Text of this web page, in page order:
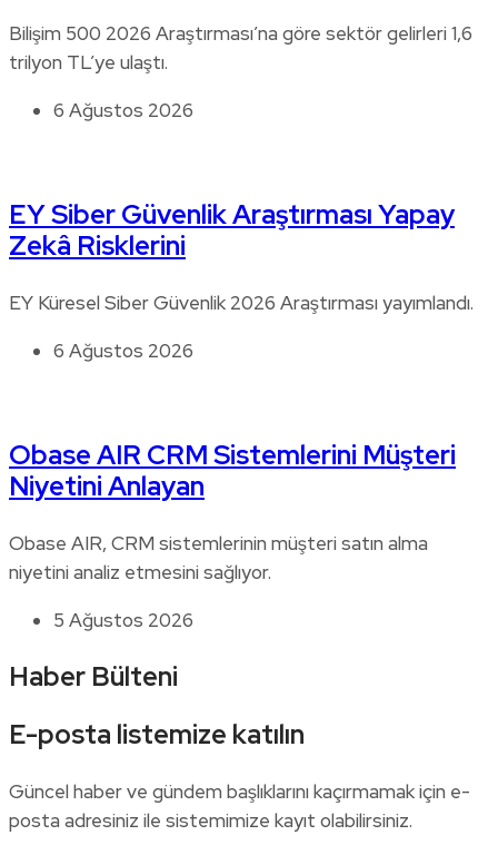
Bilişim 500 2026 Araştırması’na göre sektör gelirleri 1,6
trilyon TL’ye ulaştı.
6 Ağustos 2026
EY Siber Güvenlik Araştırması Yapay
Zekâ Risklerini
EY Küresel Siber Güvenlik 2026 Araştırması yayımlandı.
6 Ağustos 2026
Obase AIR CRM Sistemlerini Müşteri
Niyetini Anlayan
Obase AIR, CRM sistemlerinin müşteri satın alma
niyetini analiz etmesini sağlıyor.
5 Ağustos 2026
Haber Bülteni
E-posta listemize katılın
Güncel haber ve gündem başlıklarını kaçırmamak için e-
posta adresiniz ile sistemimize kayıt olabilirsiniz.